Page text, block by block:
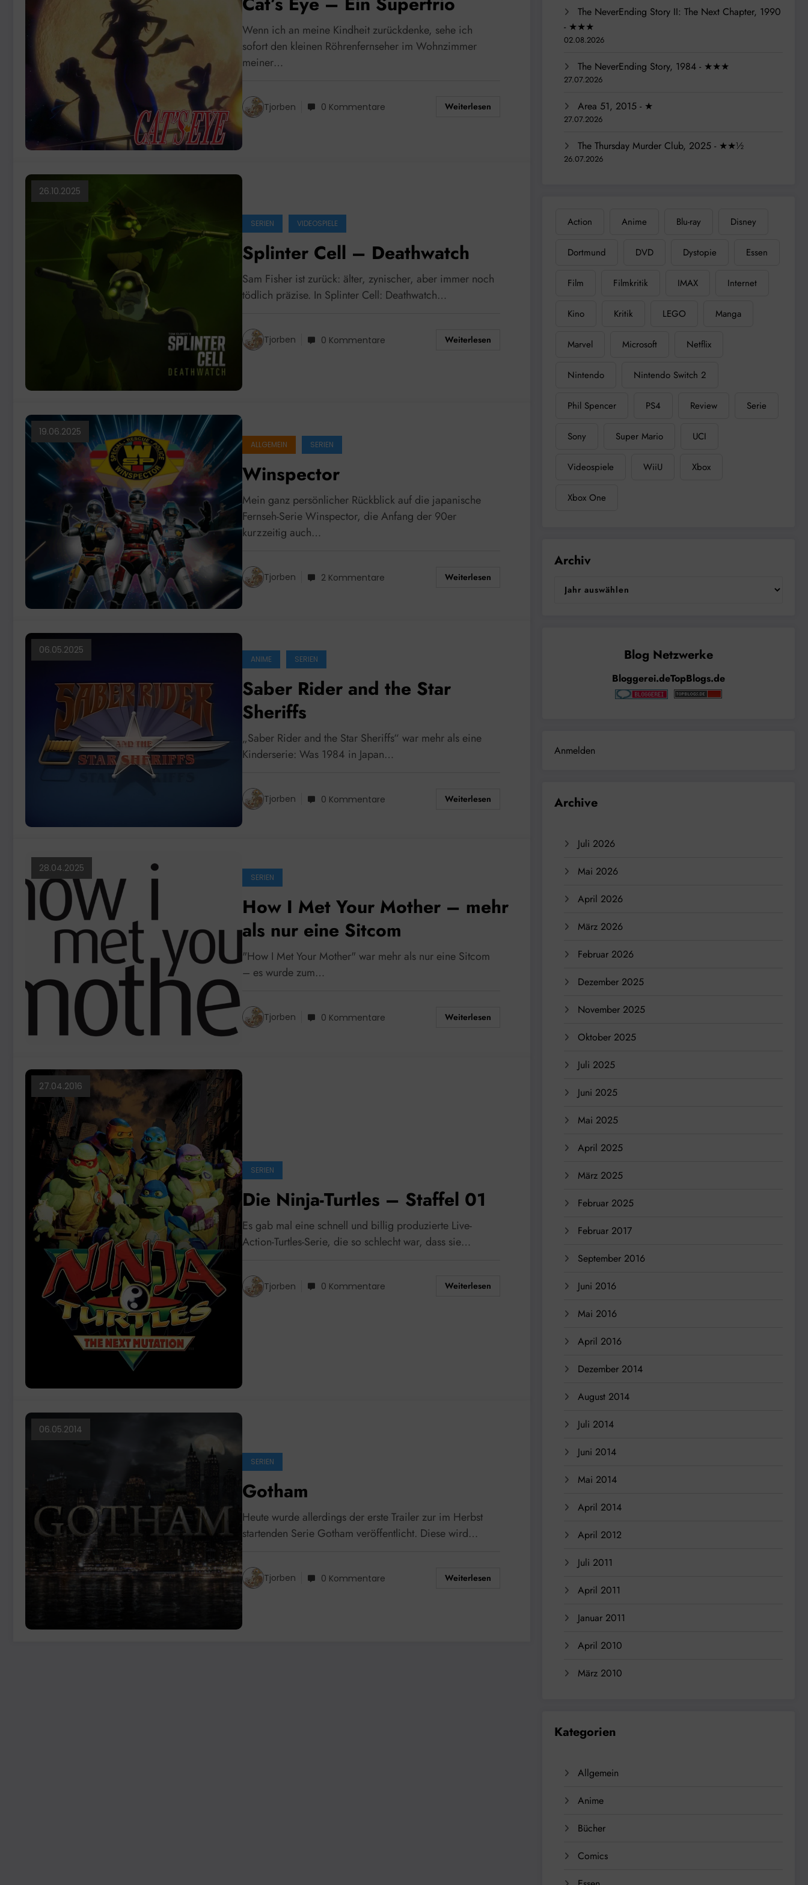
Wenn ich an meine Kindheit zurückdenke, sehe ich
sofort den kleinen Röhrenfernseher im Wohnzimmer
meiner…
Tjorben 0 Kommentare Weiterlesen
26.10.2025
SERIEN VIDEOSPIELE
Splinter Cell – Deathwatch
Sam Fisher ist zurück: älter, zynischer, aber immer noch
tödlich präzise. In Splinter Cell: Deathwatch…
Tjorben 0 Kommentare Weiterlesen
19.06.2025
ALLGEMEIN SERIEN
Winspector
Mein ganz persönlicher Rückblick auf die japanische
Fernseh-Serie Winspector, die Anfang der 90er
kurzzeitig auch…
Tjorben 2 Kommentare Weiterlesen
06.05.2025
ANIME SERIEN
Saber Rider and the Star
Sheriffs
„Saber Rider and the Star Sheriffs“ war mehr als eine
Kinderserie: Was 1984 in Japan…
Tjorben 0 Kommentare Weiterlesen
28.04.2025
SERIEN
How I Met Your Mother – mehr
als nur eine Sitcom
"How I Met Your Mother" war mehr als nur eine Sitcom
– es wurde zum…
Tjorben 0 Kommentare Weiterlesen
27.04.2016
SERIEN
Die Ninja-Turtles – Staffel 01
Es gab mal eine schnell und billig produzierte Live-
Action-Turtles-Serie, die so schlecht war, dass sie…
Tjorben 0 Kommentare Weiterlesen
06.05.2014
SERIEN
Gotham
Heute wurde allerdings der erste Trailer zur im Herbst
startenden Serie Gotham veröffentlicht. Diese wird…
Tjorben 0 Kommentare Weiterlesen
The NeverEnding Story II: The Next Chapter, 1990
- ★★★
02.08.2026
The NeverEnding Story, 1984 - ★★★
27.07.2026
Area 51, 2015 - ★
27.07.2026
The Thursday Murder Club, 2025 - ★★½
26.07.2026
Action Anime Blu-ray Disney
Dortmund DVD Dystopie Essen
Film Filmkritik IMAX Internet
Kino Kritik LEGO Manga
Marvel Microsoft Netflix
Nintendo Nintendo Switch 2
Phil Spencer PS4 Review Serie
Sony Super Mario UCI
Videospiele WiiU Xbox
Xbox One
Archiv
Bloggerei.deTopBlogs.de
Anmelden
Archive
Juli 2026
Mai 2026
April 2026
März 2026
Februar 2026
Dezember 2025
November 2025
Oktober 2025
Juli 2025
Juni 2025
Mai 2025
April 2025
März 2025
Februar 2025
Februar 2017
September 2016
Juni 2016
Mai 2016
April 2016
Dezember 2014
August 2014
Juli 2014
Juni 2014
Mai 2014
April 2014
April 2012
Juli 2011
April 2011
Januar 2011
April 2010
März 2010
Kategorien
Allgemein
Anime
Bücher
Comics